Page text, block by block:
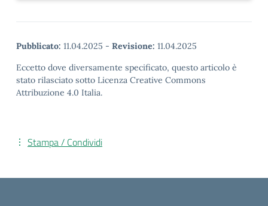
Pubblicato: 11.04.2025 - Revisione: 11.04.2025
Eccetto dove diversamente specificato, questo articolo è
stato rilasciato sotto Licenza Creative Commons
Attribuzione 4.0 Italia.
Stampa / Condividi